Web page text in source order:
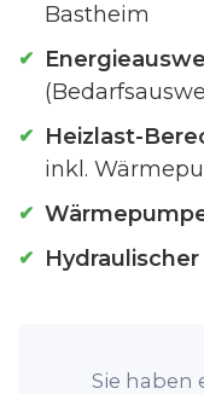
Bastheim
Heizlast-
inkl.
Sie haben